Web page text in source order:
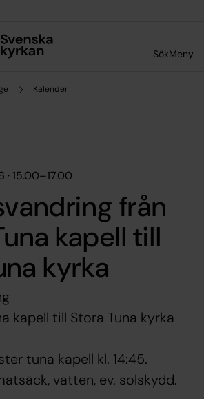
SökMeny
Kalender
· 15.00–17.00
från
kapell till
kyrka
kapell till Stora Tuna kyrka
tuna kapell kl. 14:45.
vatten, ev. solskydd.